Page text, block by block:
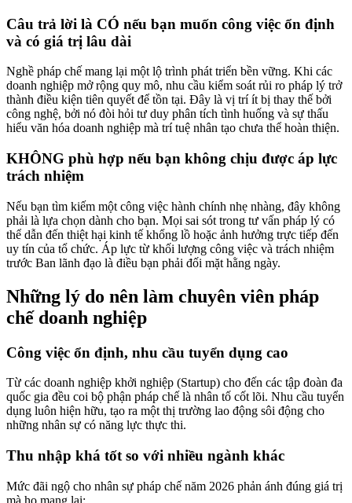
Câu trả lời là CÓ nếu bạn muốn công việc ổn định
và có giá trị lâu dài
Nghề pháp chế mang lại một lộ trình phát triển bền vững. Khi các
doanh nghiệp mở rộng quy mô, nhu cầu kiểm soát rủi ro pháp lý trở
thành điều kiện tiên quyết để tồn tại. Đây là vị trí ít bị thay thế bởi
công nghệ, bởi nó đòi hỏi tư duy phân tích tình huống và sự thấu
hiểu văn hóa doanh nghiệp mà trí tuệ nhân tạo chưa thể hoàn thiện.
KHÔNG phù hợp nếu bạn không chịu được áp lực
trách nhiệm
Nếu bạn tìm kiếm một công việc hành chính nhẹ nhàng, đây không
phải là lựa chọn dành cho bạn. Mọi sai sót trong tư vấn pháp lý có
thể dẫn đến thiệt hại kinh tế khổng lồ hoặc ảnh hưởng trực tiếp đến
uy tín của tổ chức. Áp lực từ khối lượng công việc và trách nhiệm
trước Ban lãnh đạo là điều bạn phải đối mặt hằng ngày.
Những lý do nên làm chuyên viên pháp
chế doanh nghiệp
Công việc ổn định, nhu cầu tuyển dụng cao
Từ các doanh nghiệp khởi nghiệp (Startup) cho đến các tập đoàn đa
quốc gia đều coi bộ phận pháp chế là nhân tố cốt lõi. Nhu cầu tuyển
dụng luôn hiện hữu, tạo ra một thị trường lao động sôi động cho
những nhân sự có năng lực thực thi.
Thu nhập khá tốt so với nhiều ngành khác
Mức đãi ngộ cho nhân sự pháp chế năm 2026 phản ánh đúng giá trị
mà họ mang lại: